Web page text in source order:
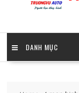
DANH MỤC